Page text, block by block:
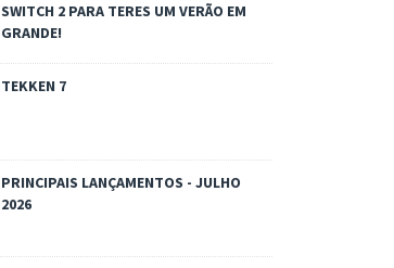
SWITCH 2 PARA TERES UM VERÃO EM
GRANDE!
TEKKEN 7
PRINCIPAIS LANÇAMENTOS - JULHO
2026